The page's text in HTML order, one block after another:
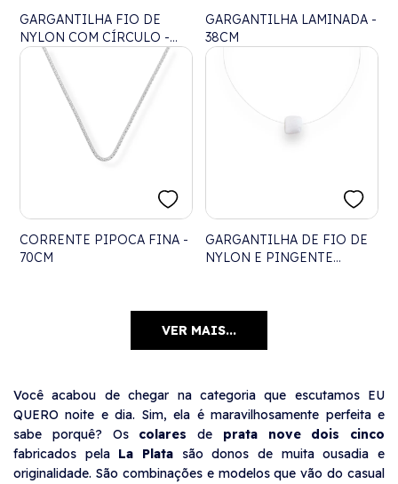
GARGANTILHA FIO DE
NYLON COM CÍRCULO -
45CM
GARGANTILHA LAMINADA -
38CM
CORRENTE PIPOCA FINA -
70CM
GARGANTILHA DE FIO DE
NYLON E PINGENTE
VER MAIS...
Você acabou de chegar na categoria que escutamos EU
QUERO noite e dia. Sim, ela é maravilhosamente perfeita e
sabe porquê? Os colares de prata nove dois cinco
fabricados pela La Plata são donos de muita ousadia e
originalidade. São combinações e modelos que vão do casual